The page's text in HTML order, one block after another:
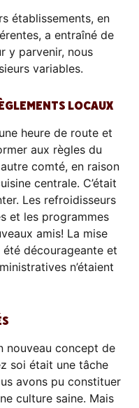
établissements, en
a entraîné de
y parvenir, nous
variables.
LOCAUX
heure de route et
aux règles du
comté, en raison
centrale. C’était
Les refroidisseurs
et les programmes
amis! La mise
décourageante et
n’étaient
nouveau concept de
soi était une tâche
avons pu constituer
culture saine. Mais